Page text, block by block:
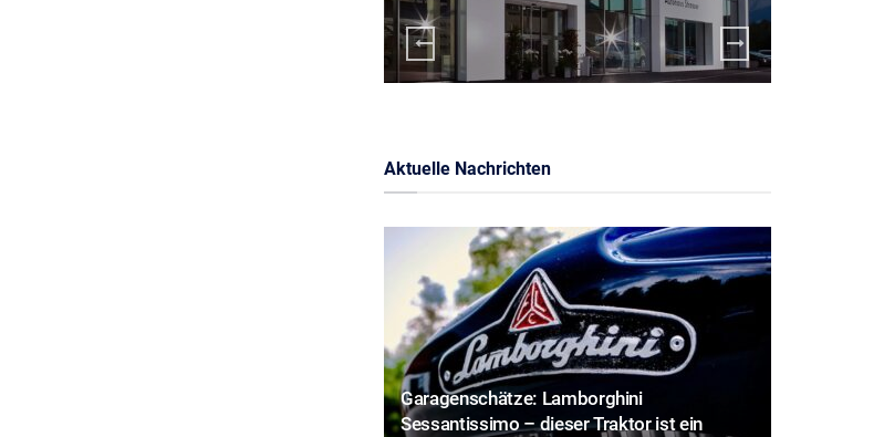
Aktuelle Nachrichten
Garagenschätze: Lamborghini
Sessantissimo – dieser Traktor ist ein